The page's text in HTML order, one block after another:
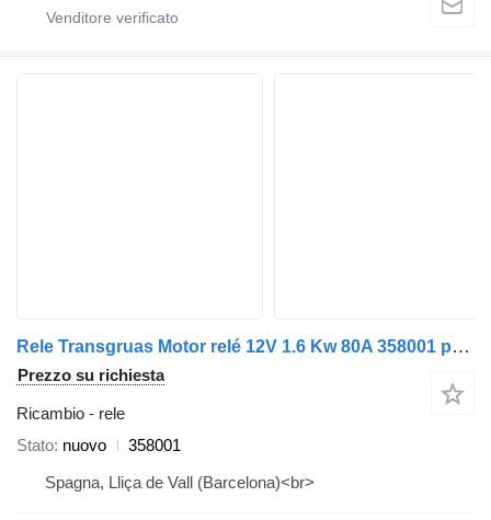
Rele Transgruas Motor relé 12V 1.6 Kw 80A 358001 per gru per autocarro
Prezzo su richiesta
Ricambio - rele
Stato nuovo
358001
Spagna, Lliça de Vall (Barcelona)<br>